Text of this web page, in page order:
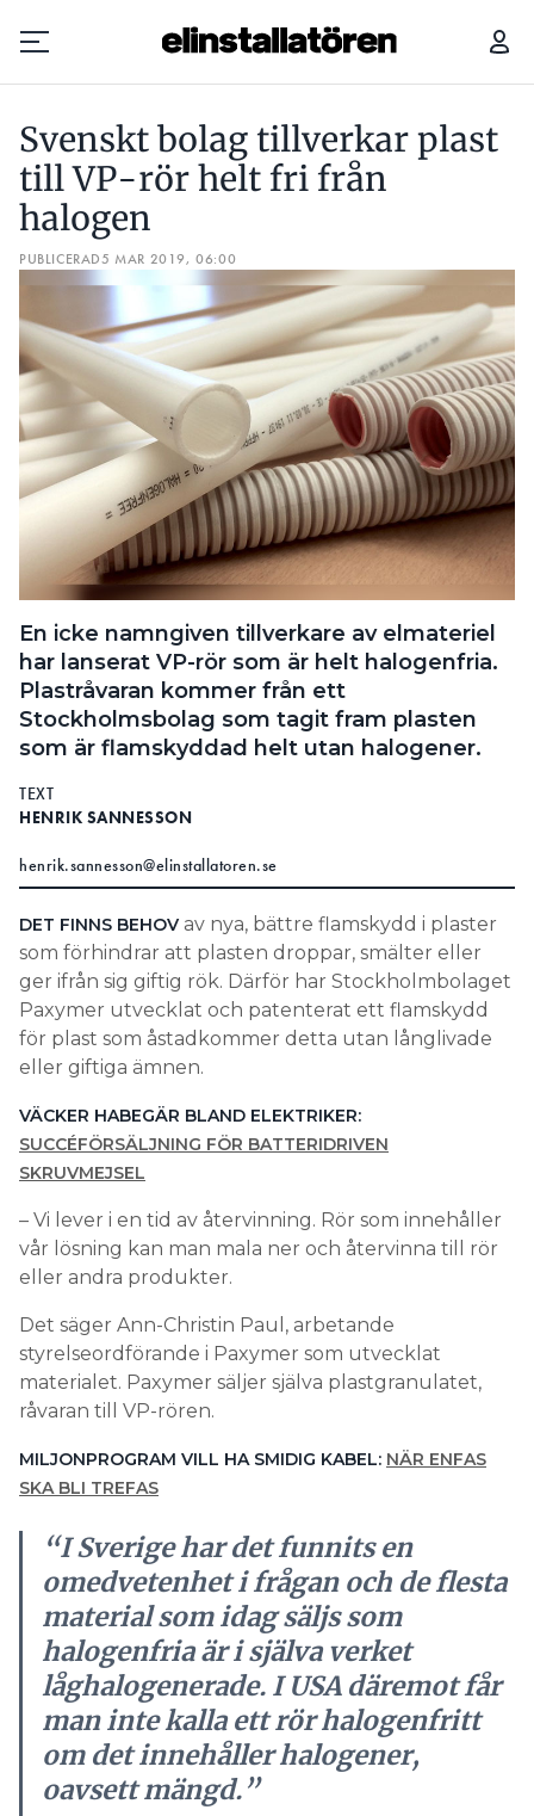
Prenumerera
Hantera prenumeration
Lediga jobb
Annonsera
Läs E-tidningen
Om tidningen
Kontakt
Personuppgifter
Search for:
SEARCH
Svenskt bolag tillverkar plast
till VP-rör helt fri från
halogen
PUBLICERAD5 MAR 2019, 06:00
En icke namngiven tillverkare av elmateriel
har lanserat VP-rör som är helt halogenfria.
Plastråvaran kommer från ett
Stockholmsbolag som tagit fram plasten
som är flamskyddad helt utan halogener.
TEXT
HENRIK SANNESSON
henrik.sannesson@elinstallatoren.se
DET FINNS BEHOV av nya, bättre flamskydd i plaster
som förhindrar att plasten droppar, smälter eller
ger ifrån sig giftig rök. Därför har Stockholmbolaget
Paxymer utvecklat och patenterat ett flamskydd
för plast som åstadkommer detta utan långlivade
eller giftiga ämnen.
VÄCKER HABEGÄR BLAND ELEKTRIKER:
SUCCÉFÖRSÄLJNING FÖR BATTERIDRIVEN
SKRUVMEJSEL
– Vi lever i en tid av återvinning. Rör som innehåller
vår lösning kan man mala ner och återvinna till rör
eller andra produkter.
Det säger Ann-Christin Paul, arbetande
styrelseordförande i Paxymer som utvecklat
materialet. Paxymer säljer själva plastgranulatet,
råvaran till VP-rören.
MILJONPROGRAM VILL HA SMIDIG KABEL: NÄR ENFAS
SKA BLI TREFAS
“I Sverige har det funnits en
omedvetenhet i frågan och de flesta
material som idag säljs som
halogenfria är i själva verket
låghalogenerade. I USA däremot får
man inte kalla ett rör halogenfritt
om det innehåller halogener,
oavsett mängd.”